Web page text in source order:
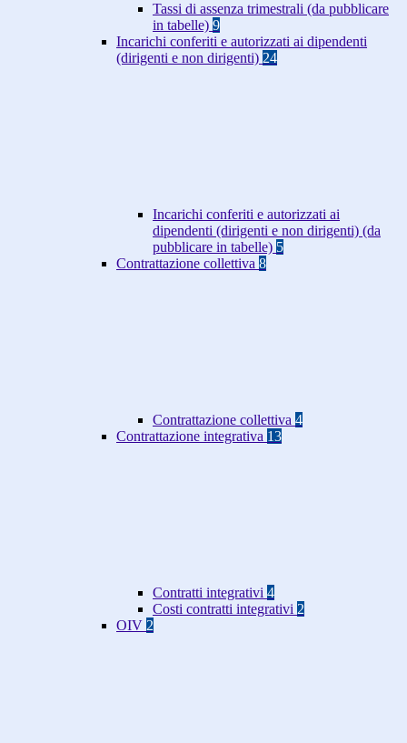
Tassi di assenza trimestrali (da pubblicare
in tabelle) 9
Incarichi conferiti e autorizzati ai dipendenti
(dirigenti e non dirigenti) 24
Incarichi conferiti e autorizzati ai
dipendenti (dirigenti e non dirigenti) (da
pubblicare in tabelle) 5
Contrattazione collettiva 8
Contrattazione collettiva 4
Contrattazione integrativa 13
Contratti integrativi 4
Costi contratti integrativi 2
OIV 2